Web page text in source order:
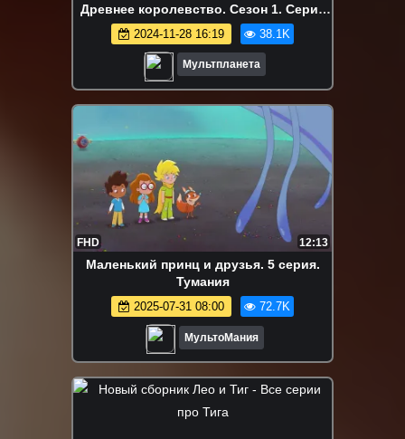
Древнее королевство. Сезон 1. Серия
22
2024-11-28 16:19 38.1K
Мультпланета
FHD 12:13
Маленький принц и друзья. 5 серия.
Тумания
2025-07-31 08:00 72.7K
МультоМания